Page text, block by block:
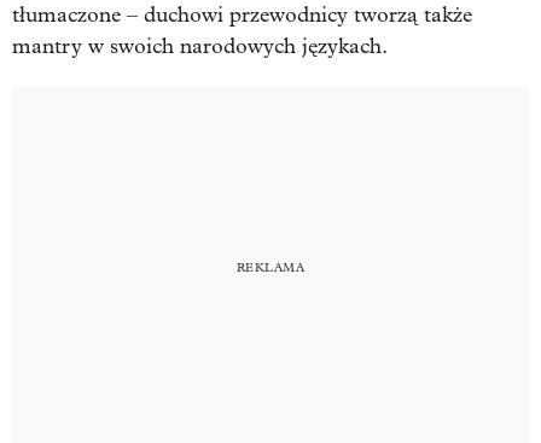
tłumaczone – duchowi przewodnicy tworzą także
mantry w swoich narodowych językach.